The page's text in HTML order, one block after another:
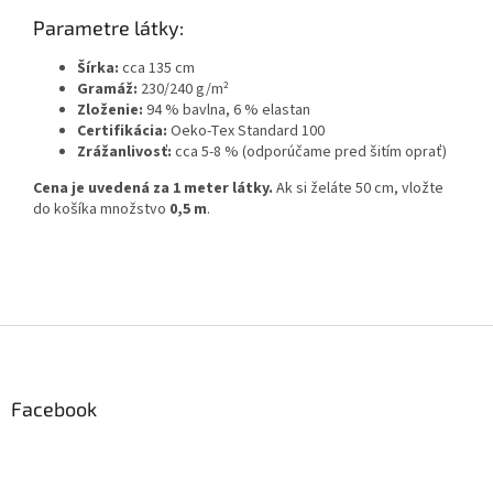
Parametre látky:
Šírka: cca 135 cm
Gramáž: 230/240 g/m²
Zloženie: 94 % bavlna, 6 % elastan
Certifikácia: Oeko-Tex Standard 100
Zrážanlivosť: cca 5-8 % (odporúčame pred šitím oprať)
Cena je uvedená za 1 meter látky. Ak si želáte 50 cm, vložte
do košíka množstvo 0,5 m.
Facebook